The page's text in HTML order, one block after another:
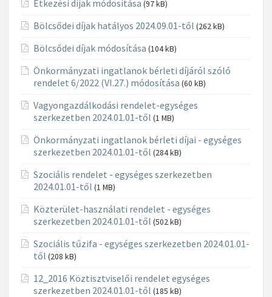
Étkezési díjak módosítása (97 kB)
Bölcsődei díjak hatályos 2024.09.01-től (262 kB)
Bölcsődei díjak módosítása (104 kB)
Önkormányzati ingatlanok bérleti díjáról szóló
rendelet 6/2022 (VI.27.) módosítása (60 kB)
Vagyongazdálkodási rendelet-egységes
szerkezetben 2024.01.01-től (1 MB)
Önkormányzati ingatlanok bérleti díjai - egységes
szerkezetben 2024.01.01-től (284 kB)
Szociális rendelet - egységes szerkezetben
2024.01.01-től (1 MB)
Közterület-használati rendelet - egységes
szerkezetben 2024.01.01-től (502 kB)
Szociális tűzifa - egységes szerkezetben 2024.01.01-
től (208 kB)
12_2016 Köztisztviselői rendelet egységes
szerkezetben 2024.01.01-től (185 kB)